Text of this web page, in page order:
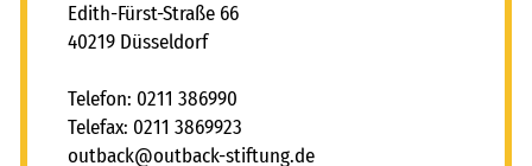
Edith-Fürst-Straße 66
40219 Düsseldorf
Telefon: 0211 386990
Telefax: 0211 3869923
tb ck tb ck-stft ngd